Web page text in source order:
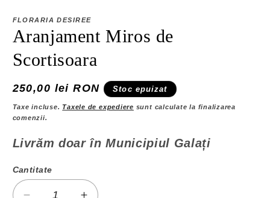
media
într-
fereastră
modală
FLORARIA DESIREE
Aranjament Miros de
Scortisoara
Preț
obișnuit
250,00 lei RON Stoc epuizat
Taxe incluse. Taxele de expediere sunt calculate la finalizarea
comenzii.
Livrăm doar în Municipiul Galați
Cantitate
Cantitate